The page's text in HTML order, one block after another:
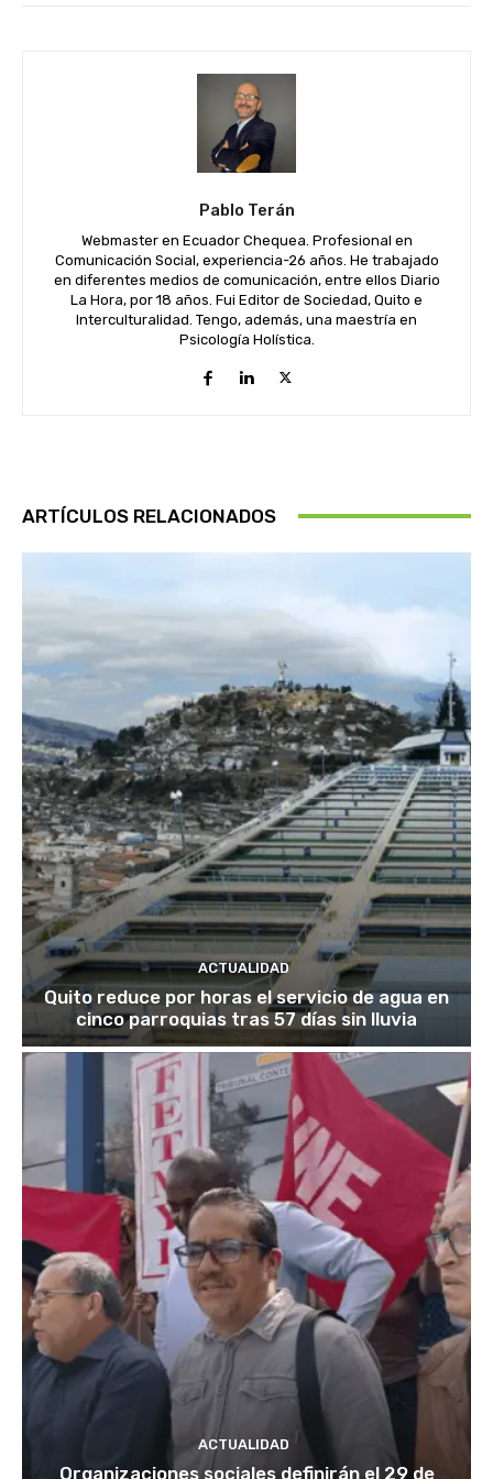
Pablo Terán
Webmaster en Ecuador Chequea. Profesional en
Comunicación Social, experiencia-26 años. He trabajado
en diferentes medios de comunicación, entre ellos Diario
La Hora, por 18 años. Fui Editor de Sociedad, Quito e
Interculturalidad. Tengo, además, una maestría en
Psicología Holística.
ARTÍCULOS RELACIONADOS
ACTUALIDAD
Quito reduce por horas el servicio de agua en
cinco parroquias tras 57 días sin lluvia
ACTUALIDAD
Organizaciones sociales definirán el 29 de